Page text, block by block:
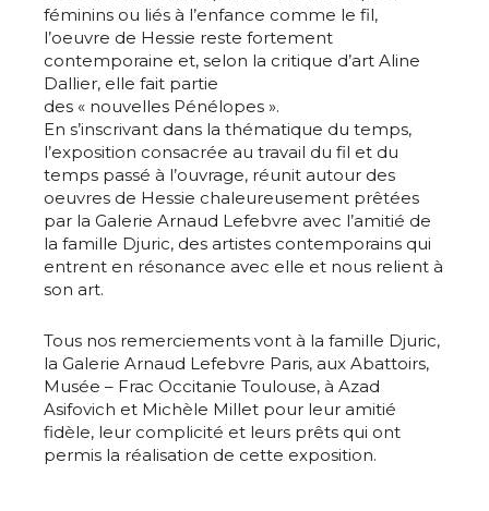
Adresse email*
Prénom
Statut / Organisation
Adresse email*
féminins ou liés à l’enfance comme le fil,
l’oeuvre de Hessie reste fortement
contemporaine et, selon la critique d’art Aline
Dallier, elle fait partie
des « nouvelles Pénélopes ».
En s’inscrivant dans la thématique du temps,
l’exposition consacrée au travail du fil et du
temps passé à l’ouvrage, réunit autour des
oeuvres de Hessie chaleureusement prêtées
par la Galerie Arnaud Lefebvre avec l’amitié de
la famille Djuric, des artistes contemporains qui
entrent en résonance avec elle et nous relient à
son art.
Tous nos remerciements vont à la famille Djuric,
la Galerie Arnaud Lefebvre Paris, aux Abattoirs,
Musée – Frac Occitanie Toulouse, à Azad
Asifovich et Michèle Millet pour leur amitié
fidèle, leur complicité et leurs prêts qui ont
permis la réalisation de cette exposition.